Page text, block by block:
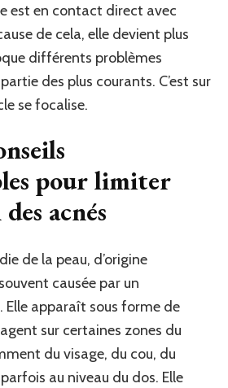
est en contact direct avec
de cela, elle devient plus
différents problèmes
des plus courants. C’est sur
se focalise.
pour limiter
acnés
de la peau, d’origine
causée par un
. Elle apparaît sous forme de
sur certaines zones du
du visage, du cou, du
au niveau du dos. Elle